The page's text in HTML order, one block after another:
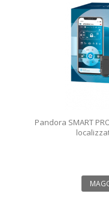
Pandora SMART